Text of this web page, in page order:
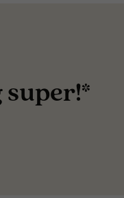
super!*